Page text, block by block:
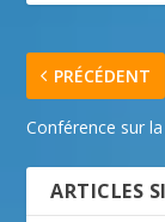
PRÉCÉDENT
Conférence sur
ARTICLES